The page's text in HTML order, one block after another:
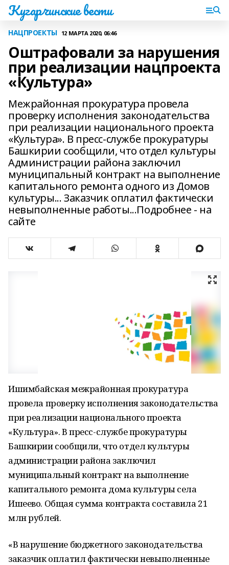
Кугарчинские вести
НАЦПРОЕКТЫ 12 МАРТА 2020, 06:46
Оштрафовали за нарушения
при реализации нацпроекта
«Культура»
Межрайонная прокуратура провела
проверку исполнения законодательства
при реализации национального проекта
«Культура». В пресс-службе прокуратуры
Башкирии сообщили, что отдел культуры
Администрации района заключил
муниципальный контракт на выполнение
капитального ремонта одного из Домов
культуры... Заказчик оплатил фактически
невыполненные работы...Подробнее - на
сайте
Ишимбайская межрайонная прокуратура
провела проверку исполнения законодательства
при реализации национального проекта
«Культура». В пресс-службе прокуратуры
Башкирии сообщили, что отдел культуры
администрации района заключил
муниципальный контракт на выполнение
капитального ремонта дома культуры села
Ишеево. Общая сумма контракта составила 21
млн рублей.
«В нарушение бюджетного законодательства
заказчик оплатил фактически невыполненные